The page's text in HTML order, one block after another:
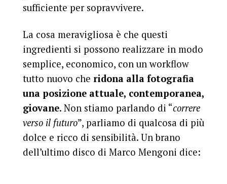
sufficiente per sopravvivere.
La cosa meravigliosa è che questi
ingredienti si possono realizzare in modo
semplice, economico, con un workflow
tutto nuovo che ridona alla fotografia
una posizione attuale, contemporanea,
giovane. Non stiamo parlando di “correre
verso il futuro”, parliamo di qualcosa di più
dolce e ricco di sensibilità. Un brano
dell’ultimo disco di Marco Mengoni dice: